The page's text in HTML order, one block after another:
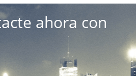
ahora con